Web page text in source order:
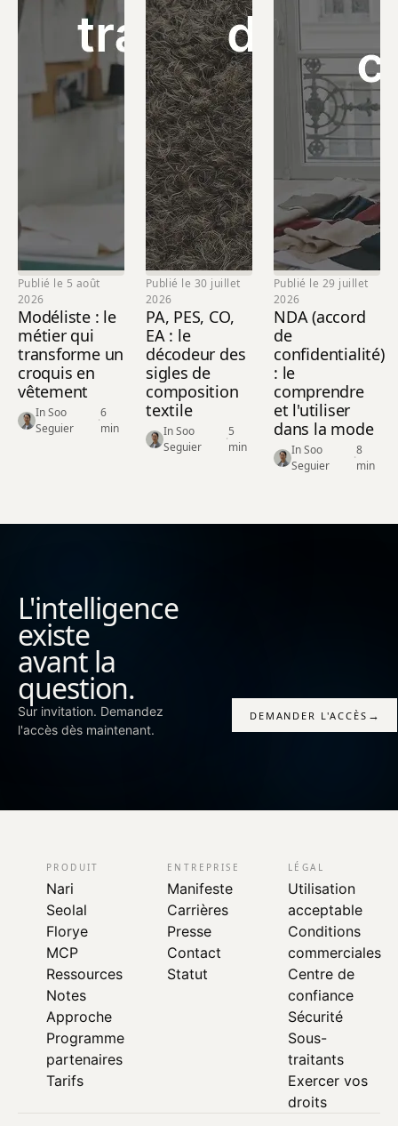
Publié le 5 août
2026
Modéliste : le
métier qui
transforme un
croquis en
vêtement
In Soo
Seguier
·
6
min
Publié le 30 juillet
2026
PA, PES, CO,
EA : le
décodeur des
sigles de
composition
textile
In Soo
Seguier
·
5
min
Publié le 29 juillet
2026
NDA (accord
de
confidentialité)
: le
comprendre
et l'utiliser
dans la mode
In Soo
Seguier
·
8
min
L'intelligence
existe
avant la
question.
Sur invitation. Demandez
l'accès dès maintenant.
DEMANDER L'ACCÈS →
PRODUIT
Nari
Seolal
Florye
MCP
Ressources
Notes
Approche
Programme
partenaires
Tarifs
ENTREPRISE
Manifeste
Carrières
Presse
Contact
Statut
LÉGAL
Utilisation
acceptable
Conditions
commerciales
Centre de
confiance
Sécurité
Sous-
traitants
Exercer vos
droits